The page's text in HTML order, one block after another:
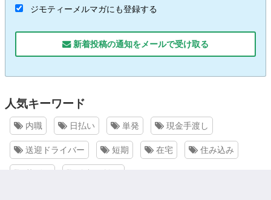
ジモティーメルマガにも登録する
新着投稿の通知をメールで受け取る
人気キーワード
内職 日払い 単発 現金手渡し
送迎ドライバー 短期 在宅 住み込み